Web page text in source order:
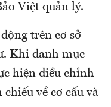
Việt quản lý.
trên cơ sở
Khi danh mục
hiện điều chỉnh
về cơ cấu và